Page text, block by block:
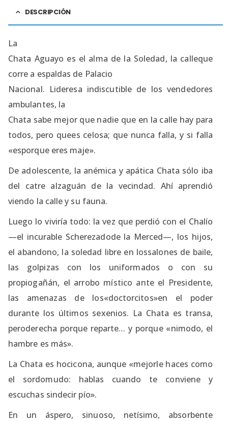
DESCRIPCIÓN
La
Chata Aguayo es el alma de la Soledad, la calleque
corre a espaldas de Palacio
Nacional. Lideresa indiscutible de los vendedores
ambulantes, la
Chata sabe mejor que nadie que en la calle hay para
todos, pero quees celosa; que nunca falla, y si falla
«esporque eres maje».
De adolescente, la anémica y apática Chata sólo iba
del catre alzaguán de la vecindad. Ahí aprendió
viendo la calle y su fauna.
Luego lo viviría todo: la vez que perdió con el Chalío
—el incurable Scherezadode la Merced—, los hijos,
el abandono, la soledad libre en lossalones de baile,
las golpizas con los uniformados o con su
propiogañán, el arrobo místico ante el Presidente,
las amenazas de los«doctorcitos»en el poder
durante los últimos sexenios. La Chata es transa,
peroderecha porque reparte… y porque «nimodo, el
hambre es más».
La Chata es hocicona, aunque «mejorle haces como
el sordomudo: hablas cuando te conviene y
escuchas sindecir pío».
En un áspero, sinuoso, netísimo, absorbente